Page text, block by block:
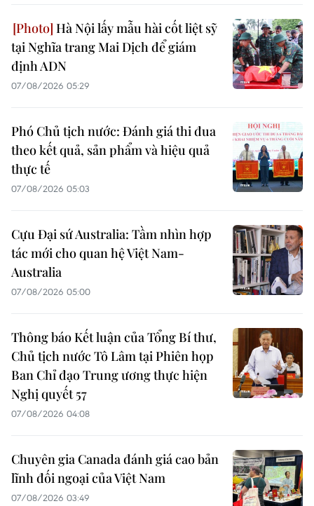
Hà Nội lấy mẫu hài cốt liệt sỹ
tại Nghĩa trang Mai Dịch để giám
định ADN
07/08/2026 05:29
Phó Chủ tịch nước: Đánh giá thi đua
theo kết quả, sản phẩm và hiệu quả
thực tế
07/08/2026 05:03
Cựu Đại sứ Australia: Tầm nhìn hợp
tác mới cho quan hệ Việt Nam-
Australia
07/08/2026 05:00
Thông báo Kết luận của Tổng Bí thư,
Chủ tịch nước Tô Lâm tại Phiên họp
Ban Chỉ đạo Trung ương thực hiện
Nghị quyết 57
07/08/2026 04:08
Chuyên gia Canada đánh giá cao bản
lĩnh đối ngoại của Việt Nam
07/08/2026 03:49